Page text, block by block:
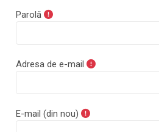
Parolă
Adresa de e-mail
E-mail (din nou)